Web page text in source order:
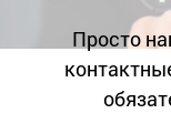
Просто